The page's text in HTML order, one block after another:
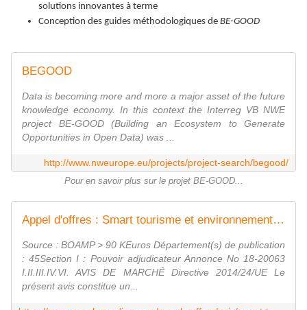
solutions innovantes à terme
Conception des guides méthodologiques de BE-GOOD
BEGOOD
Data is becoming more and more a major asset of the future
knowledge economy. In this context the Interreg VB NWE
project BE-GOOD (Building an Ecosystem to Generate
Opportunities in Open Data) was ...
http://www.nweurope.eu/projects/project-search/begood/
Pour en savoir plus sur le projet BE-GOOD...
Appel d'offres : Smart tourisme et environnement: prestations de services de développement de services numériques innovants touristiques et environnementaux, ORLEANS
Source : BOAMP > 90 KEuros Département(s) de publication
: 45Section I : Pouvoir adjudicateur Annonce No 18-20063
I.II.III.IV.VI. AVIS DE MARCHÉ Directive 2014/24/UE Le
présent avis constitue un...